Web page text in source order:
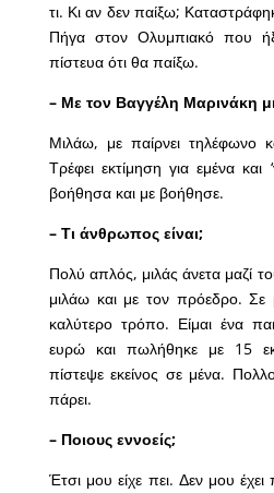
τι. Κι αν δεν παίξω;
Πήγα στον Ολυμπιακό που
πίστευα ότι θα παίξω.
– Με τον Βαγγέλη Μαρινάκη
Μιλάω, με παίρνει τηλέφωνο
Τρέφει εκτίμηση για εμένα και
βοήθησα και με βοήθησε.
– Τι άνθρωπος είναι;
Πολύ απλός, μιλάς άνετα μαζί
μιλάω και με τον πρόεδρο. Σε
καλύτερο τρόπο. Είμαι ένα
ευρώ και πωλήθηκε με 15
πίστεψε εκείνος σε μένα.
πάρει.
– Ποιους εννοείς;
Έτσι μου είχε πει. Δεν μου